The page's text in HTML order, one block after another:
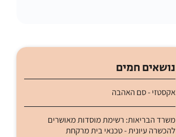
נושאים חמים
אקסטזי - סם האהבה
משרד הבריאות: רשימת מוסדות מאושרים
להכשרה עיונית - טכנאי בית מרקחת